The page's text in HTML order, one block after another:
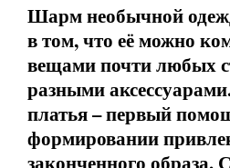
Шарм необычной
в том, что её можно
вещами почти любых
разными
платья – первый
формировании
законченного образа.